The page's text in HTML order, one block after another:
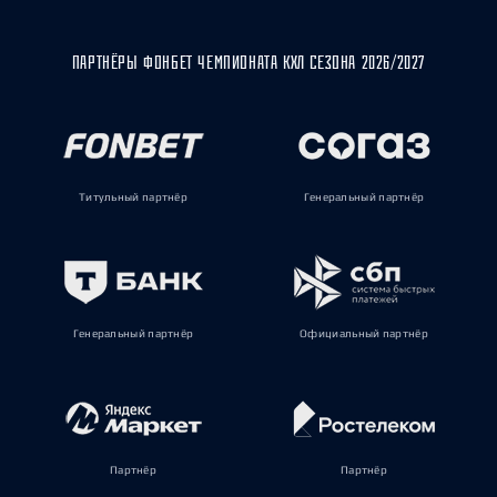
ПАРТНЁРЫ ФОНБЕТ ЧЕМПИОНАТА КХЛ СЕЗОНА 2026/2027
Титульный партнёр Генеральный партнёр
Генеральный партнёр Официальный партнёр
Партнёр Партнёр